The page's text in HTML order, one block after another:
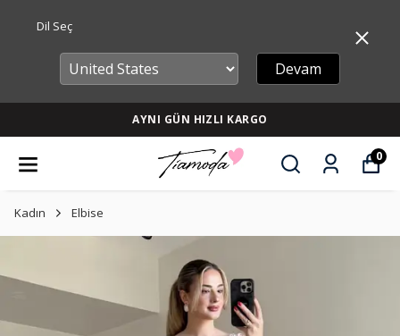
Dil Seç
Devam
AYNI GÜN HIZLI KARGO
0
Kadın Elbise